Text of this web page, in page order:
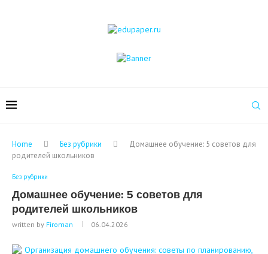
Home Без рубрики
Домашнее обучение: 5 советов для
родителей школьников
Без рубрики
Домашнее обучение: 5 советов для
родителей школьников
written by Firoman 06.04.2026